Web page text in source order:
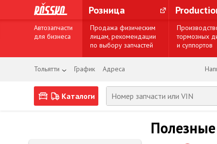
Розница
Автозапчасти
для бизнеса
Продажа физическим
лицам, рекомендации
по выбору запчастей
тормозных
и суппортов
Тольятти График Адреса
Каталоги